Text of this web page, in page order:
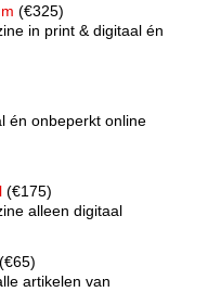
(€325)
in print & digitaal én
én onbeperkt online
(€175)
alleen digitaal
(€65)
artikelen van